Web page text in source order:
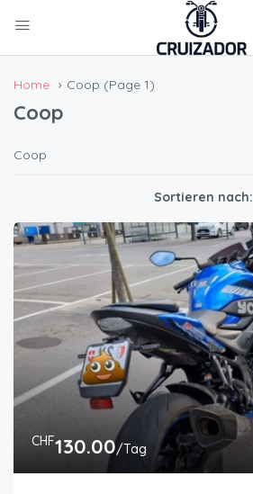
Home Coop (Page 1)
Coop
Coop
Sortieren nach:
CHF130.00/Tag